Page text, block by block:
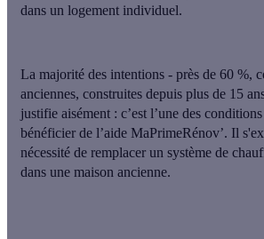
dans un logement individuel.
La majorité des intentions - près de 60 %,
anciennes, construites depuis plus de 15
justifie aisément : c’est l’une des
bénéficier de l’aide MaPrimeRénov’. Il
nécessité de remplacer un système de
dans une maison ancienne.